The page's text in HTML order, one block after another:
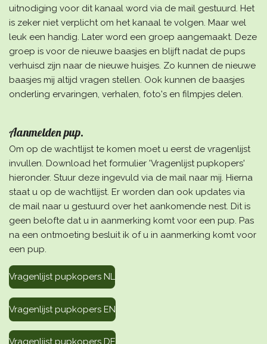
uitnodiging voor dit kanaal word via de mail gestuurd. Het
is zeker niet verplicht om het kanaal te volgen. Maar wel
leuk een handig. Later word een groep aangemaakt. Deze
groep is voor de nieuwe baasjes en blijft nadat de pups
verhuisd zijn naar de nieuwe huisjes. Zo kunnen de nieuwe
baasjes mij altijd vragen stellen. Ook kunnen de baasjes
onderling ervaringen, verhalen, foto's en filmpjes delen.
Aanmelden pup.
Om op de wachtlijst te komen moet u eerst de vragenlijst
invullen. Download het formulier 'Vragenlijst pupkopers'
hieronder. Stuur deze ingevuld via de mail naar mij. Hierna
staat u op de wachtlijst. Er worden dan ook updates via
de mail naar u gestuurd over het aankomende nest. Dit is
geen belofte dat u in aanmerking komt voor een pup. Pas
na een ontmoeting besluit ik of u in aanmerking komt voor
een pup.
Vragenlijst pupkopers NL
Vragenlijst pupkopers EN
Vragenlijst pupkopers DE